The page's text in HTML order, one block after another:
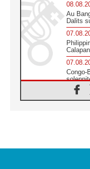
Au
Dalits
Congo-